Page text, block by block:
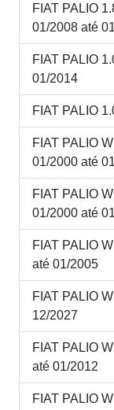
FIAT PALIO
01/2008 até
FIAT PALIO
01/2014
FIAT PALIO
FIAT PALIO
01/2000 até
FIAT PALIO
01/2000 até
FIAT PALIO
até 01/2005
FIAT PALIO
12/2027
FIAT PALIO
até 01/2012
FIAT PALIO